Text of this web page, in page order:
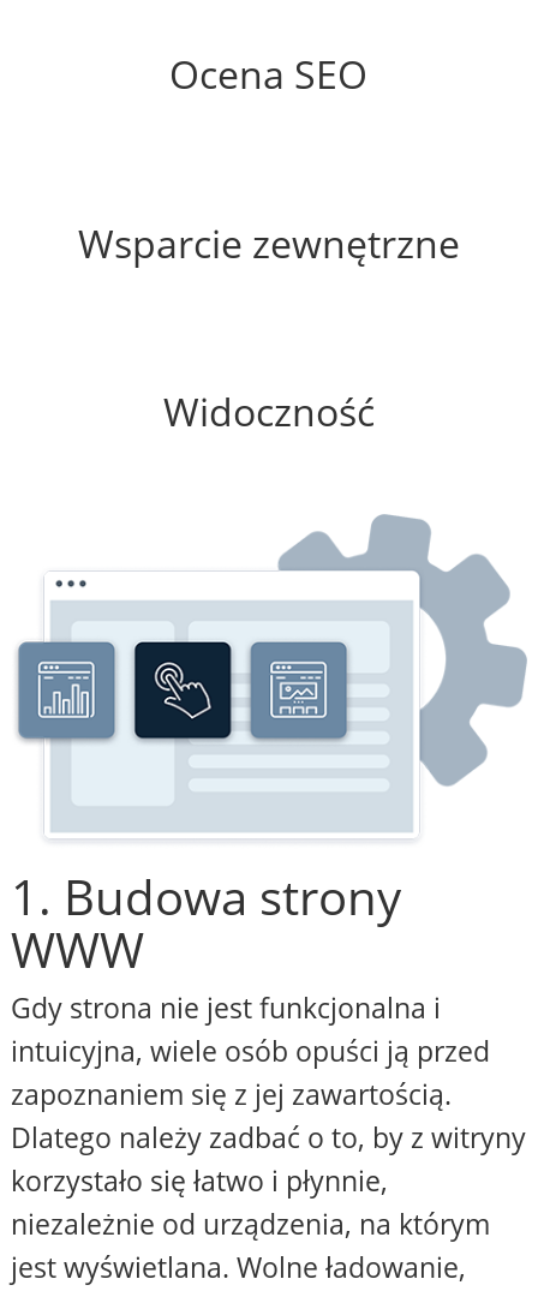
Ocena SEO
Wsparcie zewnętrzne
Widoczność
1. Budowa strony
WWW
Gdy strona nie jest funkcjonalna i
intuicyjna, wiele osób opuści ją przed
zapoznaniem się z jej zawartością.
Dlatego należy zadbać o to, by z witryny
korzystało się łatwo i płynnie,
niezależnie od urządzenia, na którym
jest wyświetlana. Wolne ładowanie,